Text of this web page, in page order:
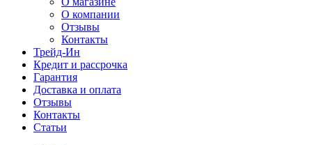
О компании
Отзывы
Контакты
Трейд-Ин
Кредит и рассрочка
Гарантия
Доставка и оплата
Отзывы
Контакты
Статьи